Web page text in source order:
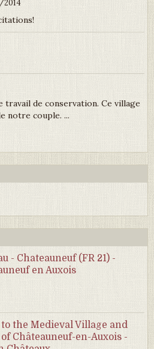
2014
de conservation. Ce village
notre couple. ...
- Chateauneuf (FR 21) -
en Auxois
to the Medieval Village and
of Châteauneuf-en-Auxois -